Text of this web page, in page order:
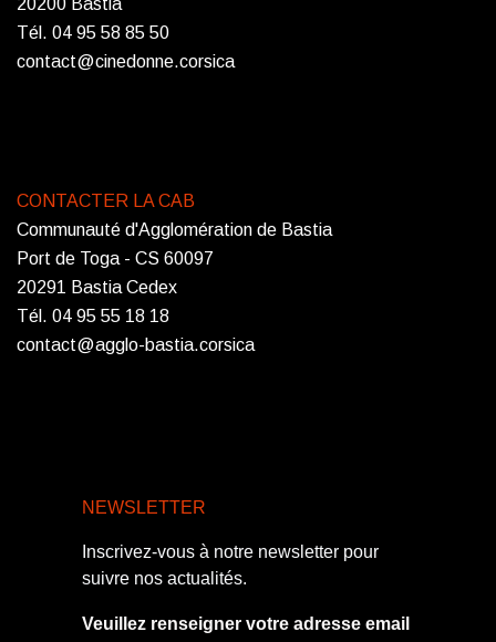
20200 Bastia
Tél. 04 95 58 85 50
contact@cinedonne.corsica
CONTACTER LA CAB
Communauté d'Agglomération de Bastia
Port de Toga - CS 60097
20291 Bastia Cedex
Tél. 04 95 55 18 18
contact@agglo-bastia.corsica
NEWSLETTER
Inscrivez-vous à notre newsletter pour
suivre nos actualités.
Veuillez renseigner votre adresse email